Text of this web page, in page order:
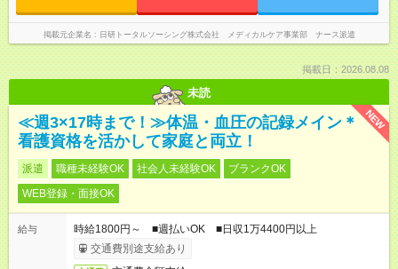
掲載元企業名 日研トータルソーシング株式会社 メディカルケア事業部 ナース派遣
掲載日：2026.08.08
未読
NEW
≪週3×17時まで！≫体温・血圧の記録メイン＊
看護資格を活かして家庭と両立！
派遣 職種未経験OK 社会人未経験OK
ブランクOK
WEB登録・面接OK
給与
時給1800円～ ■週払いOK ■日収1万4400円以上
交通費別途支給あり